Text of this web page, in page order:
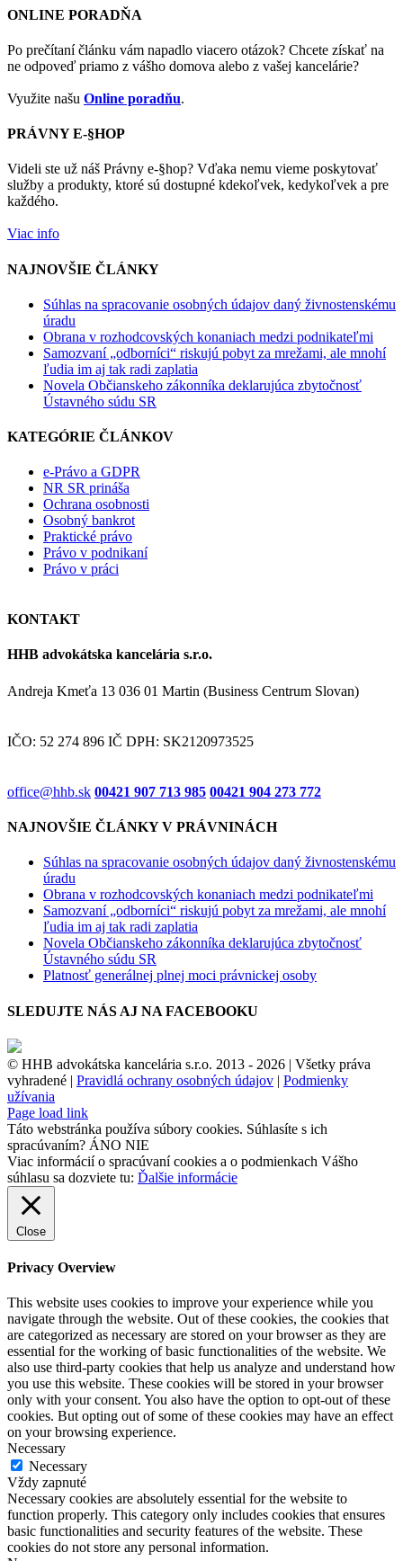
ONLINE PORADŇA
Po prečítaní článku vám napadlo viacero otázok? Chcete získať na
ne odpoveď priamo z vášho domova alebo z vašej kancelárie?
Využite našu Online poradňu.
PRÁVNY E-§HOP
Videli ste už náš Právny e-§hop? Vďaka nemu vieme poskytovať
služby a produkty, ktoré sú dostupné kdekoľvek, kedykoľvek a pre
každého.
Viac info
NAJNOVŠIE ČLÁNKY
Súhlas na spracovanie osobných údajov daný živnostenskému
úradu
Obrana v rozhodcovských konaniach medzi podnikateľmi
Samozvaní „odborníci“ riskujú pobyt za mrežami, ale mnohí
ľudia im aj tak radi zaplatia
Novela Občianskeho zákonníka deklarujúca zbytočnosť
Ústavného súdu SR
KATEGÓRIE ČLÁNKOV
e-Právo a GDPR
NR SR prináša
Ochrana osobnosti
Osobný bankrot
Praktické právo
Právo v podnikaní
Právo v práci
KONTAKT
HHB advokátska kancelária s.r.o.
Andreja Kmeťa 13 036 01 Martin (Business Centrum Slovan)
IČO: 52 274 896 IČ DPH: SK2120973525
office@hhb.sk 00421 907 713 985 00421 904 273 772
NAJNOVŠIE ČLÁNKY V PRÁVNINÁCH
Súhlas na spracovanie osobných údajov daný živnostenskému
úradu
Obrana v rozhodcovských konaniach medzi podnikateľmi
Samozvaní „odborníci“ riskujú pobyt za mrežami, ale mnohí
ľudia im aj tak radi zaplatia
Novela Občianskeho zákonníka deklarujúca zbytočnosť
Ústavného súdu SR
Platnosť generálnej plnej moci právnickej osoby
SLEDUJTE NÁS AJ NA FACEBOOKU
© HHB advokátska kancelária s.r.o. 2013 - 2026 | Všetky práva
vyhradené | Pravidlá ochrany osobných údajov | Podmienky
užívania
Facebook
Page load link
Táto webstránka používa súbory cookies. Súhlasíte s ich
spracúvaním? ÁNO NIE
Viac informácií o spracúvaní cookies a o podmienkach Vášho
súhlasu sa dozviete tu: Ďalšie informácie
Close
Privacy Overview
This website uses cookies to improve your experience while you
navigate through the website. Out of these cookies, the cookies that
are categorized as necessary are stored on your browser as they are
essential for the working of basic functionalities of the website. We
also use third-party cookies that help us analyze and understand how
you use this website. These cookies will be stored in your browser
only with your consent. You also have the option to opt-out of these
cookies. But opting out of some of these cookies may have an effect
on your browsing experience.
Necessary
Necessary
Vždy zapnuté
Necessary cookies are absolutely essential for the website to
function properly. This category only includes cookies that ensures
basic functionalities and security features of the website. These
cookies do not store any personal information.